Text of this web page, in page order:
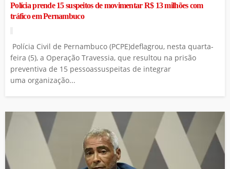
Polícia prende 15 suspeitos de movimentar R$ 13 milhões com
tráfico em Pernambuco
Polícia Civil de Pernambuco (PCPE)deflagrou, nesta quarta-
feira (5), a Operação Travessia, que resultou na prisão
preventiva de 15 pessoassuspeitas de integrar
uma organização...